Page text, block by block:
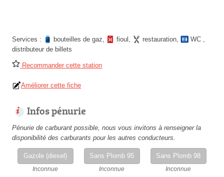
Services : bouteilles de gaz, fioul , restauration, WC ,
distributeur de billets
Recommander cette station
Améliorer cette fiche
Infos pénurie
Pénurie de carburant possible, nous vous invitons à renseigner la
disponibilité des carburants pour les autres conducteurs.
Gazole (diesel)
Inconnue
Sans Plomb 95
Inconnue
Sans Plomb 98
Inconnue